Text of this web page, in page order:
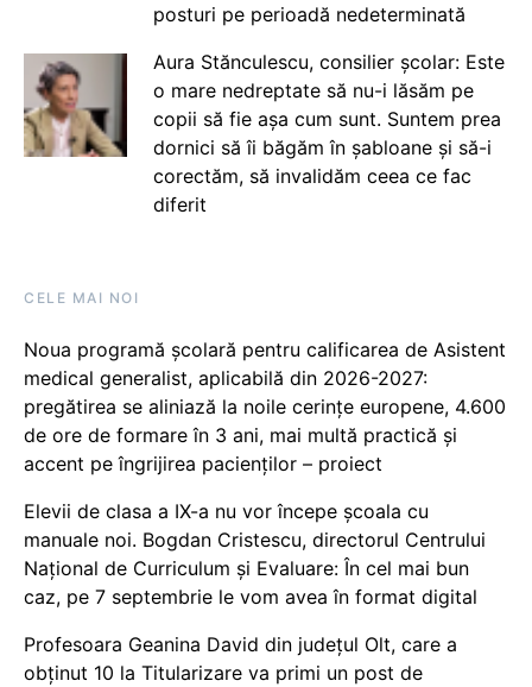
posturi pe perioadă nedeterminată
Aura Stănculescu, consilier școlar: Este
o mare nedreptate să nu-i lăsăm pe
copii să fie așa cum sunt. Suntem prea
dornici să îi băgăm în șabloane și să-i
corectăm, să invalidăm ceea ce fac
diferit
CELE MAI NOI
Noua programă școlară pentru calificarea de Asistent
medical generalist, aplicabilă din 2026-2027:
pregătirea se aliniază la noile cerințe europene, 4.600
de ore de formare în 3 ani, mai multă practică și
accent pe îngrijirea pacienților – proiect
Elevii de clasa a IX-a nu vor începe școala cu
manuale noi. Bogdan Cristescu, directorul Centrului
Național de Curriculum și Evaluare: În cel mai bun
caz, pe 7 septembrie le vom avea în format digital
Profesoara Geanina David din județul Olt, care a
obținut 10 la Titularizare va primi un post de